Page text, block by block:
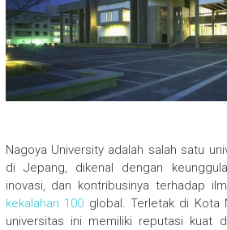
Nagoya University adalah salah satu
di Jepang, dikenal dengan
inovasi, dan kontribusinya terhadap
kekalahan 100 global. Terletak di Kota
universitas ini memiliki reputasi kuat